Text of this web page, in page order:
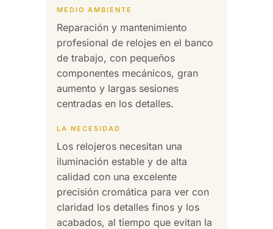
MEDIO AMBIENTE
Reparación y mantenimiento
profesional de relojes en el banco
de trabajo, con pequeños
componentes mecánicos, gran
aumento y largas sesiones
centradas en los detalles.
LA NECESIDAD
Los relojeros necesitan una
iluminación estable y de alta
calidad con una excelente
precisión cromática para ver con
claridad los detalles finos y los
acabados, al tiempo que evitan la